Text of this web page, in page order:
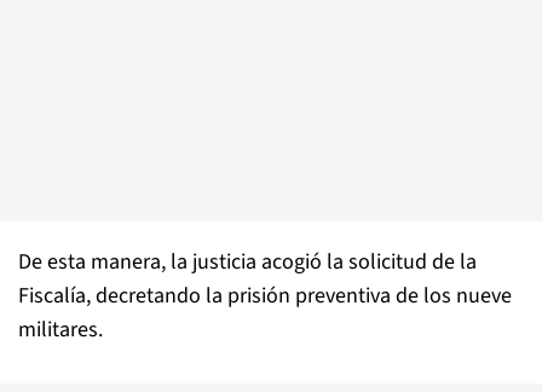
De esta manera, la justicia acogió la solicitud de la
Fiscalía, decretando la prisión preventiva de los nueve
militares.